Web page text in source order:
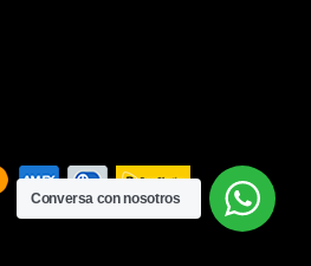
Conversa con nosotros